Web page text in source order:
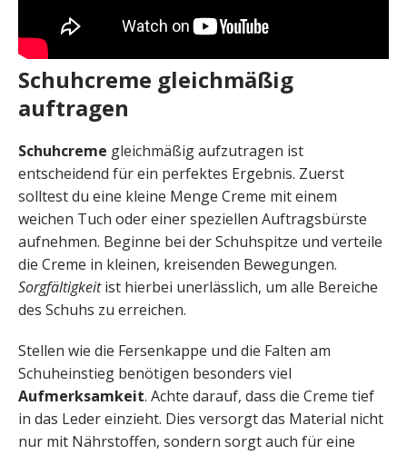
Schuhcreme gleichmäßig
auftragen
Schuhcreme gleichmäßig aufzutragen ist
entscheidend für ein perfektes Ergebnis. Zuerst
solltest du eine kleine Menge Creme mit einem
weichen Tuch oder einer speziellen Auftragsbürste
aufnehmen. Beginne bei der Schuhspitze und verteile
die Creme in kleinen, kreisenden Bewegungen.
Sorgfältigkeitist hierbei unerlässlich, um alle Bereiche
des Schuhs zu erreichen.
Stellen wie die Fersenkappe und die Falten am
Schuheinstieg benötigen besonders viel
Aufmerksamkeit. Achte darauf, dass die Creme tief
in das Leder einzieht. Dies versorgt das Material nicht
nur mit Nährstoffen, sondern sorgt auch für eine